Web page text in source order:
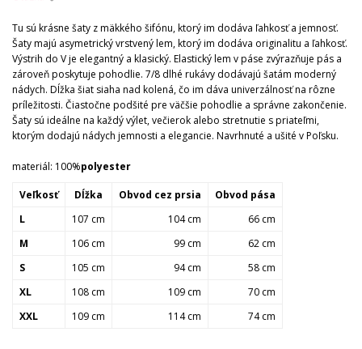
Tu sú krásne šaty z mäkkého šifónu, ktorý im dodáva ľahkosť a jemnosť.
Šaty majú asymetrický vrstvený lem, ktorý im dodáva originalitu a ľahkosť.
Výstrih do V je elegantný a klasický. Elastický lem v páse zvýrazňuje pás a
zároveň poskytuje pohodlie. 7/8 dlhé rukávy dodávajú šatám moderný
nádych. Dĺžka šiat siaha nad kolená, čo im dáva univerzálnosť na rôzne
príležitosti. Čiastočne podšité pre väčšie pohodlie a správne zakončenie.
Šaty sú ideálne na každý výlet, večierok alebo stretnutie s priateľmi,
ktorým dodajú nádych jemnosti a elegancie. Navrhnuté a ušité v Poľsku.
materiál: 100%polyester
Veľkosť Dĺžka Obvod cez prsia
Obvod pása
L
107 cm 104 cm
66 cm
M
106 cm 99 cm
62 cm
S
105 cm 94 cm
58 cm
XL
108 cm 109 cm
70 cm
XXL
109 cm 114 cm 74 cm